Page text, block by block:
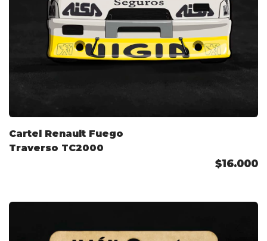
Cartel Renault Fuego
Traverso TC2000
$16.000